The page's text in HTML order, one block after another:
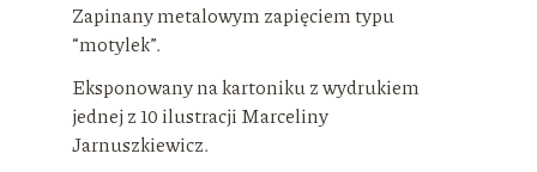
Zapinany metalowym zapięciem typu
“motylek”.
Eksponowany na kartoniku z wydrukiem
jednej z 10 ilustracji Marceliny
Jarnuszkiewicz.